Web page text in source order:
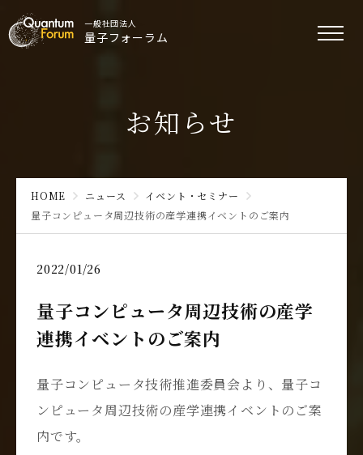
一般社団法人
量子フォーラム
お知らせ
HOME ニュース
イベント・セミナー
量子コンピュータ周辺技術の産学連携イベントのご案内
2022/01/26
量子コンピュータ周辺技術の産学
連携イベントのご案内
量子コンピュータ技術推進委員会より、量子コ
ンピュータ周辺技術の産学連携イベントのご案
内です。